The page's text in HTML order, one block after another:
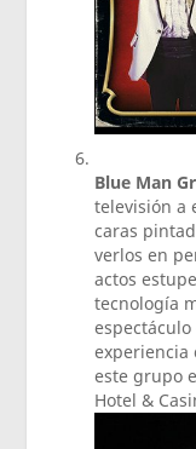
Blue Man
televisión a
caras
verlos en
actos
tecnología
experiencia
este grupo
Hotel &